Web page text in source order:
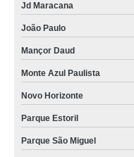
Jd Maracana
João Paulo
Mançor Daud
Monte Azul Paulista
Novo Horizonte
Parque Estoril
Parque São Miguel